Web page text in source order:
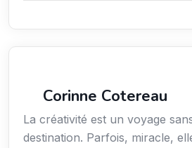
Corinne Cotereau
La créativité est un voyage
destination. Parfois, miracle,